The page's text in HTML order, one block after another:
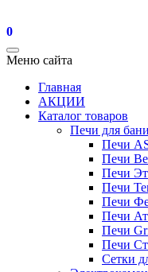
0
Toggle
navigation
Меню сайта
Главная
АКЦИИ
Каталог товаров
Печи для бани
Печи
Печи
Печи
Печи
Печи
Печи
Печи
Печи
Сетки